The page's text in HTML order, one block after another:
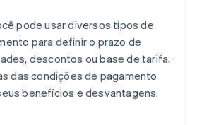
pode usar diversos tipos de
para definir o prazo de
descontos ou base de tarifa.
das condições de pagamento
benefícios e desvantagens.